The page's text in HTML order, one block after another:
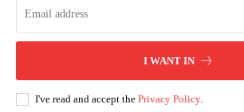
I WANT IN
I've read and accept the Privacy Policy.